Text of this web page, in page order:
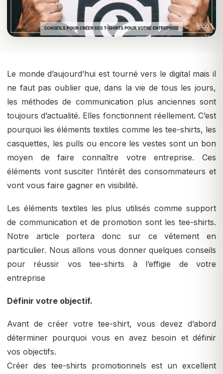
Le monde d’aujourd’hui est tourné vers le digital mais il
ne faut pas oublier que, dans la vie de tous les jours,
les méthodes de communication plus anciennes sont
toujours d’actualité. Elles fonctionnent réellement. C’est
pourquoi les éléments textiles comme les tee-shirts, les
casquettes, les pulls ou encore les vestes sont un bon
moyen de faire connaître votre entreprise. Ces
éléments vont susciter l’intérêt des consommateurs et
vont vous faire gagner en visibilité.
Les éléments textiles les plus utilisés comme support
de communication et de promotion sont les tee-shirts.
Notre article portera donc sur ce vêtement en
particulier. Nous allons vous donner quelques conseils
pour réussir vos tee-shirts à l’effigie de votre
entreprise
Définir votre objectif.
Avant de créer votre tee-shirt, vous devez d’abord
déterminer pourquoi vous en avez besoin et définir
vos objectifs.
Créer des tee-shirts promotionnels est un excellent